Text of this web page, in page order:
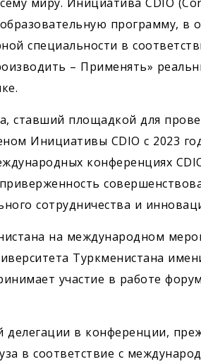
программу, в
специальности в
– Применять»
ставший площадкой для
Инициативы CDIO с 2023
конференциях
сотрудничества и
на международном
Туркменистана
участие в работе
делегации в конференции,
в соответствие с